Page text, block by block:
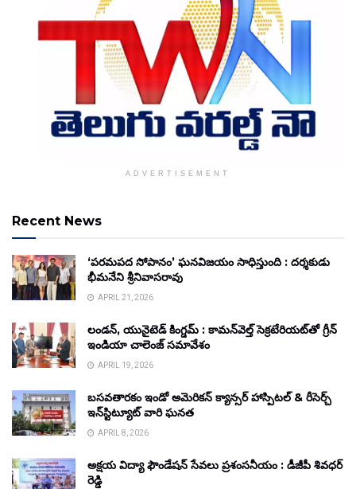
ADVERTISEMENT
Recent News
‘పరమపద సోపానం’ ఘనవిజయం సాధిస్తుంది : దర్శకుడు
భీమనేని శ్రీనివాసరావు
APRIL 21, 2026
లండన్, యునైటెడ్ కింగ్డమ్ : కామన్‌వెల్త్ సెక్రటేరియట్‌తో గ్రీన్
ఇండియా చాలెంజ్ సమావేశం
APRIL 19, 2026
బసవతారకం ఇండో అమెరికన్ క్యాన్సర్ హాస్పిటల్ & రీసెర్చ్
ఇన్‌స్టిట్యూట్ వారి ఘనత
APRIL 8, 2026
అక్షయ విద్యా ఫౌండేషన్ సేవలు ప్రశంసనీయం : డీజీపీ శివధర్
రెడ్డి